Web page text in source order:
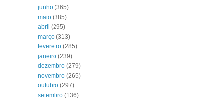
junho (365)
maio (385)
abril (295)
março (313)
fevereiro (285)
janeiro (239)
dezembro (279)
novembro (265)
outubro (297)
setembro (136)